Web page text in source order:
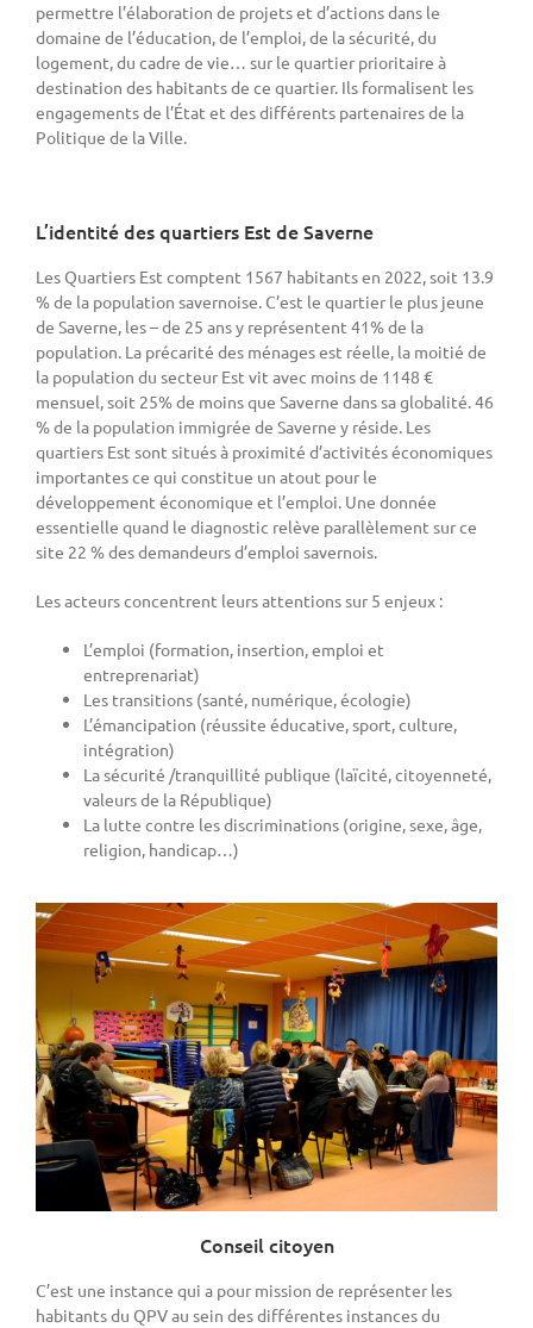
permettre l’élaboration de projets et d’actions dans le
domaine de l’éducation, de l’emploi, de la sécurité, du
logement, du cadre de vie… sur le quartier prioritaire à
destination des habitants de ce quartier. Ils formalisent les
engagements de l’État et des différents partenaires de la
Politique de la Ville.
L’identité des quartiers Est de Saverne
Les Quartiers Est comptent 1567 habitants en 2022, soit 13.9
% de la population savernoise. C’est le quartier le plus jeune
de Saverne, les – de 25 ans y représentent 41% de la
population. La précarité des ménages est réelle, la moitié de
la population du secteur Est vit avec moins de 1148 €
mensuel, soit 25% de moins que Saverne dans sa globalité. 46
% de la population immigrée de Saverne y réside. Les
quartiers Est sont situés à proximité d’activités économiques
importantes ce qui constitue un atout pour le
développement économique et l’emploi. Une donnée
essentielle quand le diagnostic relève parallèlement sur ce
site 22 % des demandeurs d’emploi savernois.
Les acteurs concentrent leurs attentions sur 5 enjeux :
L’emploi (formation, insertion, emploi et
entreprenariat)
Les transitions (santé, numérique, écologie)
L’émancipation (réussite éducative, sport, culture,
intégration)
La sécurité /tranquillité publique (laïcité, citoyenneté,
valeurs de la République)
La lutte contre les discriminations (origine, sexe, âge,
religion, handicap…)
Conseil citoyen
C’est une instance qui a pour mission de représenter les
habitants du QPV au sein des différentes instances du